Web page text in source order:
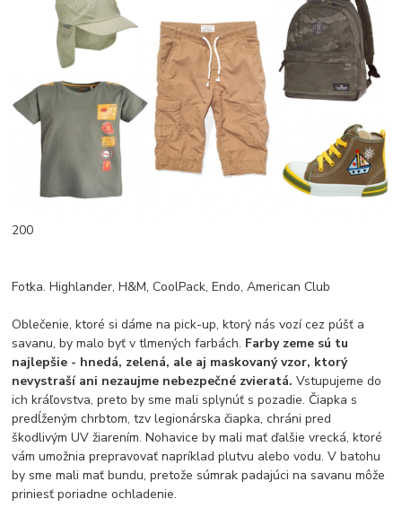
200
Fotka. Highlander, H&M, CoolPack, Endo, American Club
Oblečenie, ktoré si dáme na pick-up, ktorý nás vozí cez púšť a
savanu, by malo byť v tlmených farbách. Farby zeme sú tu
najlepšie - hnedá, zelená, ale aj maskovaný vzor, ktorý
nevystraší ani nezaujme nebezpečné zvieratá. Vstupujeme do
ich kráľovstva, preto by sme mali splynúť s pozadie. Čiapka s
predĺženým chrbtom, tzv legionárska čiapka, chráni pred
škodlivým UV žiarením. Nohavice by mali mať ďalšie vrecká, ktoré
vám umožnia prepravovať napríklad plutvu alebo vodu. V batohu
by sme mali mať bundu, pretože súmrak padajúci na savanu môže
priniesť poriadne ochladenie.